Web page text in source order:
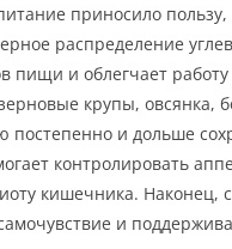
приносило
распределение
пищи и облегчает
крупы, овсянка,
постепенно и дольше
контролировать
кишечника. Наконец,
и